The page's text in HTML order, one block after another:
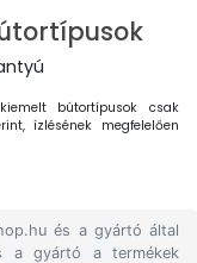
bútortípusok csak
ízlésének megfelelően
és a gyártó által
a gyártó a termékek